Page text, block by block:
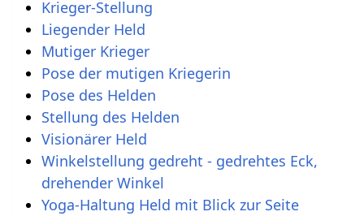
Krieger-Stellung
Liegender Held
Mutiger Krieger
Pose der mutigen Kriegerin
Pose des Helden
Stellung des Helden
Visionärer Held
Winkelstellung gedreht - gedrehtes Eck,
drehender Winkel
Yoga-Haltung Held mit Blick zur Seite